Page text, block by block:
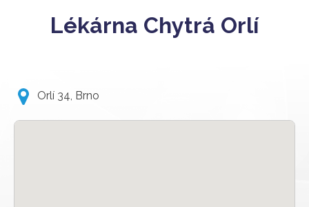
Lékárna Chytrá Orlí
Orlí 34, Brno